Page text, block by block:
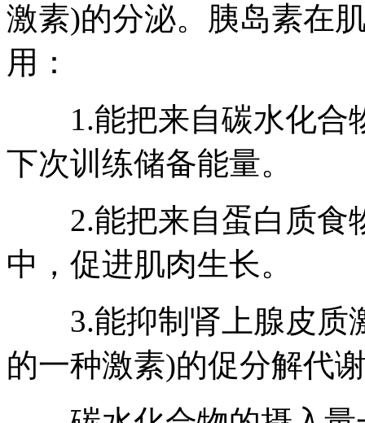
激素)的分泌。胰岛素在
用：
1.能把来自碳水化合
下次训练储备能量。
2.能把来自蛋白质食
中，促进肌肉生长。
3.能抑制肾上腺皮质
的一种激素)的促分解代